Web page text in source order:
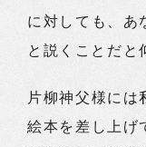
に対しても、あ
と説くことだと
片柳神父様には
絵本を差し上げ